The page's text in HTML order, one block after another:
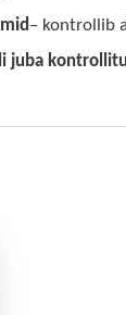
– kontrollib
juba